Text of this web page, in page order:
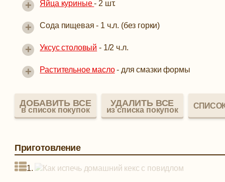
Яйца куриные- 2 шт.
+
Сода пищевая - 1 ч.л. (без горки)
+
Уксус столовый - 1/2 ч.л.
+
Растительное масло- для смазки формы
+
ДОБАВИТЬ ВСЕ
в список покупок
УДАЛИТЬ ВСЕ
из списка покупок
Приготовление